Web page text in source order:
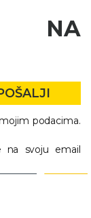
NA
podacima.
na svoju email